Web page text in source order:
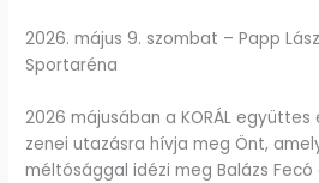
2026. május 9. szombat – Papp
Sportaréna
2026 májusában a KORÁL
zenei utazásra hívja meg Önt,
méltósággal idézi meg Balázs